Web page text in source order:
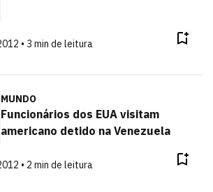
• 3 min de leitura
MUNDO
Funcionários dos EUA visitam
americano detido na Venezuela
• 2 min de leitura